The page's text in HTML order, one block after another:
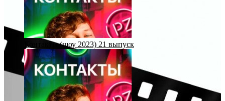
Контакты (шоу 2023) 21 выпуск